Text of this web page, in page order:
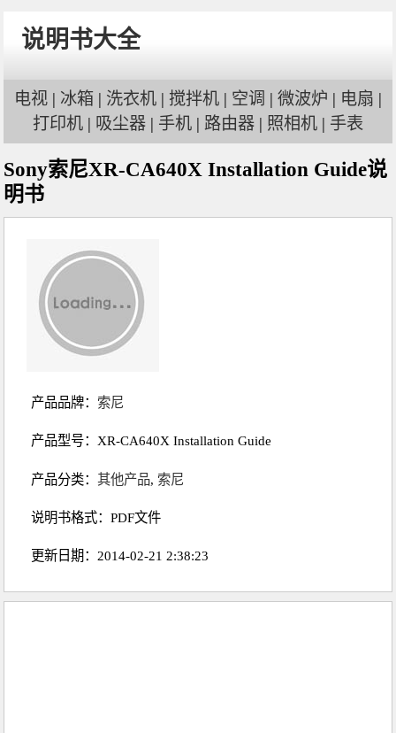
说明书大全
电视 | 冰箱 | 洗衣机 | 搅拌机 | 空调 | 微波炉 | 电扇 |
打印机 | 吸尘器 | 手机 | 路由器 | 照相机 | 手表
Sony索尼XR-CA640X Installation Guide说
明书
产品品牌： 索尼
产品型号：XR-CA640X Installation Guide
产品分类：其他产品, 索尼
说明书格式：PDF文件
更新日期：2014-02-21 2:38:23